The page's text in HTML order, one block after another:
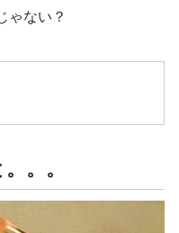
ゃない？
。。